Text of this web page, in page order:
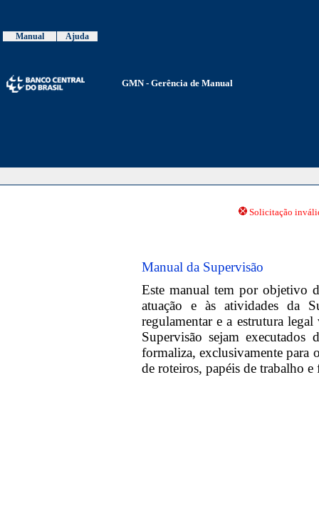
GMN - Gerência de Manual
Manual Ajuda
Solicitação
Manual da Supervisão
Este manual tem por objetivo
atuação e às atividades da
regulamentar e a estrutura
Supervisão sejam
formaliza, exclusivamente
de roteiros, papéis de trabalho e